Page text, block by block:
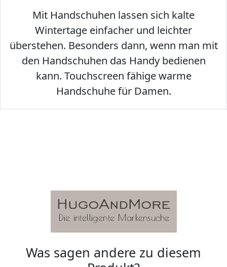
Mit Handschuhen lassen sich kalte
Wintertage einfacher und leichter
überstehen. Besonders dann, wenn man mit
den Handschuhen das Handy bedienen
kann. Touchscreen fähige warme
Handschuhe für Damen.
Was sagen andere zu diesem